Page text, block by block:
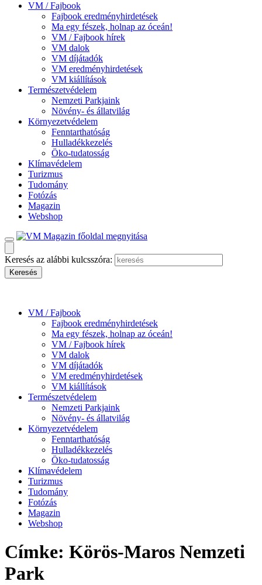
VM / Fajbook
Fajbook eredményhirdetések
Ma egy fészek, holnap az óceán!
VM / Fajbook hírek
VM dalok
VM díjátadók
VM eredményhirdetések
VM kiállítások
Természetvédelem
Nemzeti Parkjaink
Növény- és állatvilág
Környezetvédelem
Fenntarthatóság
Hulladékkezelés
Öko-tudatosság
Klímavédelem
Turizmus
Tudomány
Fotózás
Magazin
Webshop
Keresés az alábbi kulcsszóra:
VM / Fajbook
Fajbook eredményhirdetések
Ma egy fészek, holnap az óceán!
VM / Fajbook hírek
VM dalok
VM díjátadók
VM eredményhirdetések
VM kiállítások
Természetvédelem
Nemzeti Parkjaink
Növény- és állatvilág
Környezetvédelem
Fenntarthatóság
Hulladékkezelés
Öko-tudatosság
Klímavédelem
Turizmus
Tudomány
Fotózás
Magazin
Webshop
Címke: Körös-Maros Nemzeti
Park